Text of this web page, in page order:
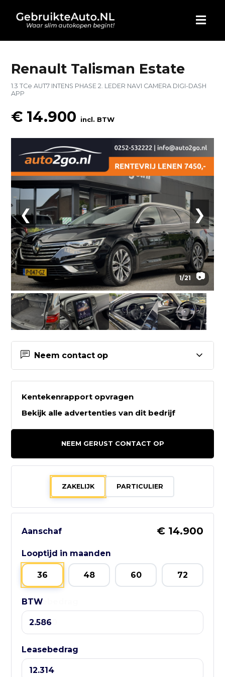
HOME
AUTO KOPEN
ADVERTEREN
WIE ZIJN WIJ
CONTACT
Renault Talisman Estate
1.3 TCe AUT7 INTENS PHASE 2. LEDER NAVI CAMERA DIGI-DASH
APP
€ 14.900 incl. BTW
❮ ❯
1/21 📷
Neem contact op
Contactgegevens Auto2go
Auto2go
0252 - 532222
Bezoek website adverteerder
GebruikteAuto.NL:
📱 WhatsApp:
085-060 3662
📧 E-mail:
info@gebruikteauto.nl
🏢 KvK:
02092618
⏰ Openingstijden:
Kentekenrapport opvragen
Bekijk alle advertenties van dit bedrijf
NEEM GERUST CONTACT OP
ZAKELIJK PARTICULIER
Aanschaf € 14.900
Looptijd in maanden
36 48 60 72
BTW
Leasebedrag
Leasebedrag